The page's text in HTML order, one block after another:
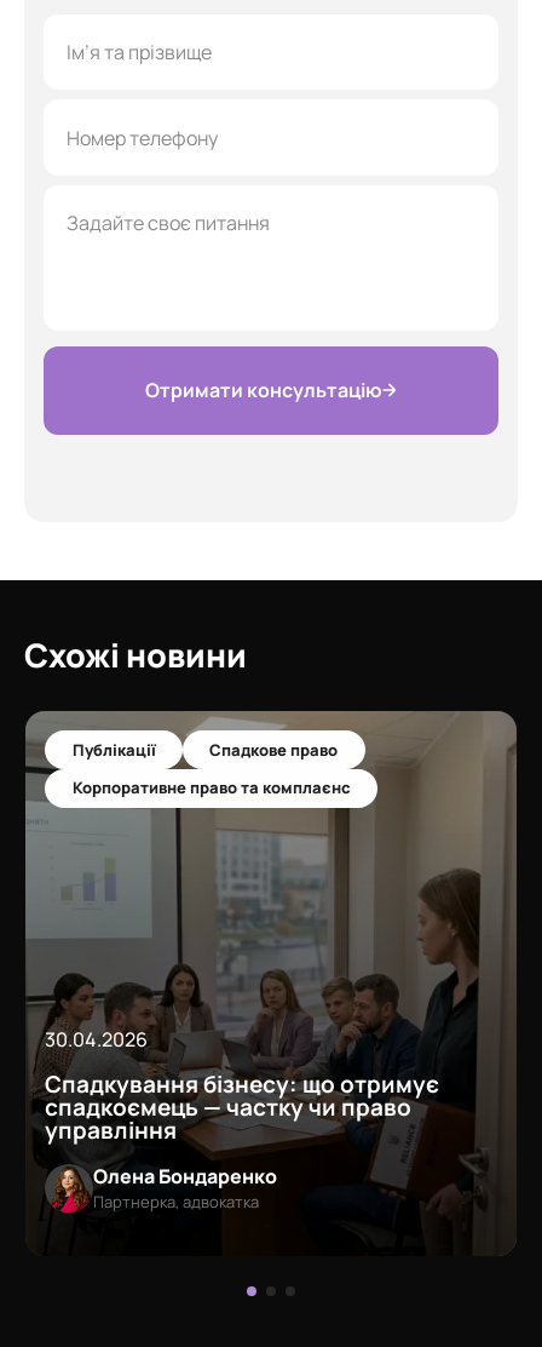
Отримати консультацію
Схожі новини
Публікації
Спадкове право
Корпоративне право та комплаєнс
30.04.2026
Спадкування бізнесу: що отримує
спадкоємець — частку чи право
управління
Олена Бондаренко
Партнерка, адвокатка